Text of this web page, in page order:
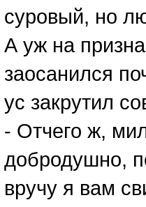
суровый, но
А уж на
заосанился
ус закрутил
- Отчего ж,
добродушно,
вручу я вам